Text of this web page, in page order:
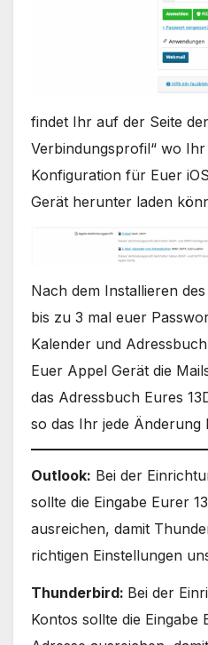
findet Ihr auf der Seite
Verbindungsprofil“ wo
Konfiguration für Euer
Gerät herunter laden
Nach dem Installieren
bis zu 3 mal euer
Kalender und
Euer Appel Gerät die
das Adressbuch Eures
so das Ihr jede Änderung
Outlook: Bei der
sollte die Eingabe Eurer
ausreichen, damit
richtigen Einstellungen
Thunderbird: Bei der
Kontos sollte die Eingabe